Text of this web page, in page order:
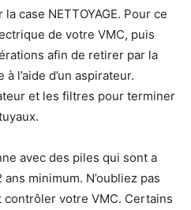
case NETTOYAGE. Pour ce
de votre VMC, puis
afin de retirer par la
l’aide d’un aspirateur.
et les filtres pour terminer
avec des piles qui sont a
minimum. N’oubliez pas
votre VMC. Certains